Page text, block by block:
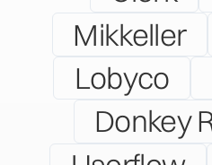
Mikkeller
Lobyco
Donkey